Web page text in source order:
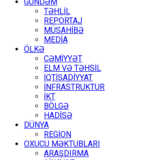
TƏHLİL
REPORTAJ
MÜSAHİBƏ
MEDİA
ÖLKƏ
CƏMİYYƏT
ELM VƏ TƏHSİL
İQTİSADİYYAT
İNFRASTRUKTUR
İKT
BÖLGƏ
HADİSƏ
DÜNYA
REGİON
OXUCU MƏKTUBLARI
ARAŞDIRMA